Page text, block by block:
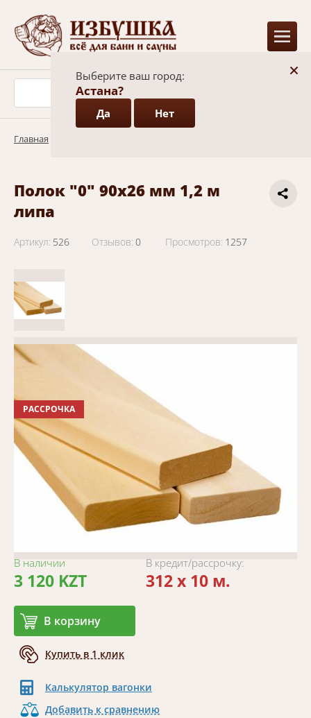
+
Выберите ваш город:
Астана?
Да Нет
Главная
Полок "0" 90х26 мм 1,2 м
липа
Артикул: 526 Отзывов: 0 Просмотров: 1257
РАССРОЧКА
В наличии
3 120 KZT
В корзину
Купить в 1 клик
В кредит/рассрочку:
312 x 10 м.
Калькулятор вагонки
Добавить к сравнению